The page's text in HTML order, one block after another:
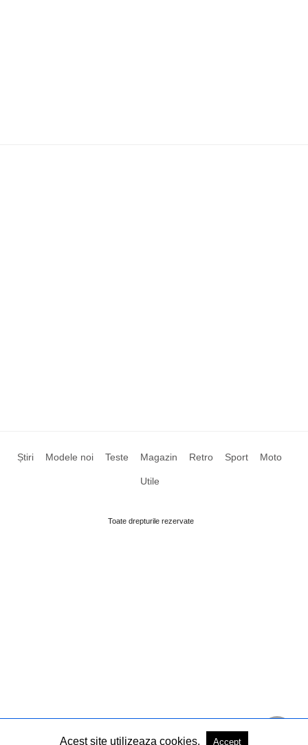
Știri Modele noi Teste Magazin Retro Sport Moto
Utile
Toate drepturile rezervate
Acest site utilizeaza cookies. Accept